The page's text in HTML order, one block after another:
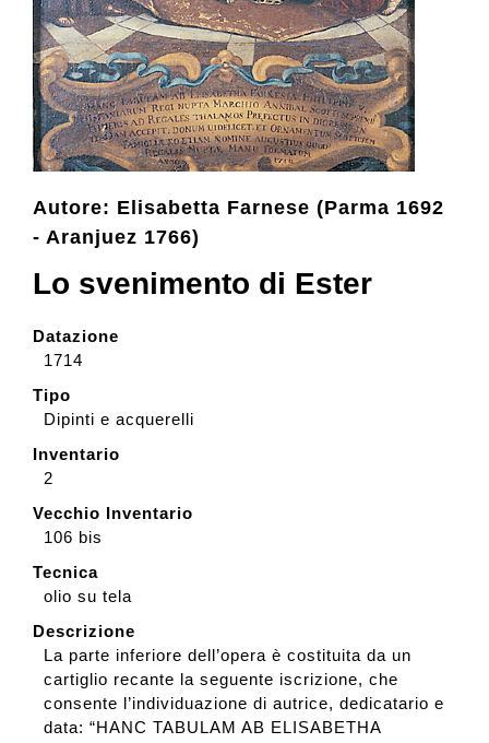
Collezione
Contatti e biglietti
Accessibilità
Dona
English
Autore: Elisabetta Farnese (Parma 1692
- Aranjuez 1766)
Lo svenimento di Ester
Datazione
1714
Tipo
Dipinti e acquerelli
Inventario
2
Vecchio Inventario
106 bis
Tecnica
olio su tela
Descrizione
La parte inferiore dell’opera è costituita da un
cartiglio recante la seguente iscrizione, che
consente l’individuazione di autrice, dedicatario e
data: “HANC TABULAM AB ELISABETHA